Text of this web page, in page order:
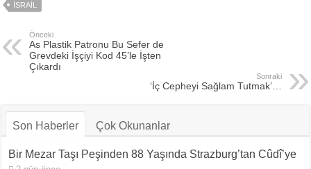
İSRAIL
Önceki
As Plastik Patronu Bu Sefer de
Grevdeki İşçiyi Kod 45’le İşten
Çıkardı
Sonraki
‘İç Cepheyi Sağlam Tutmak’…
Son Haberler Çok Okunanlar
Bir Mezar Taşı Peşinden 88 Yaşında Strazburg’tan Cûdî’ye